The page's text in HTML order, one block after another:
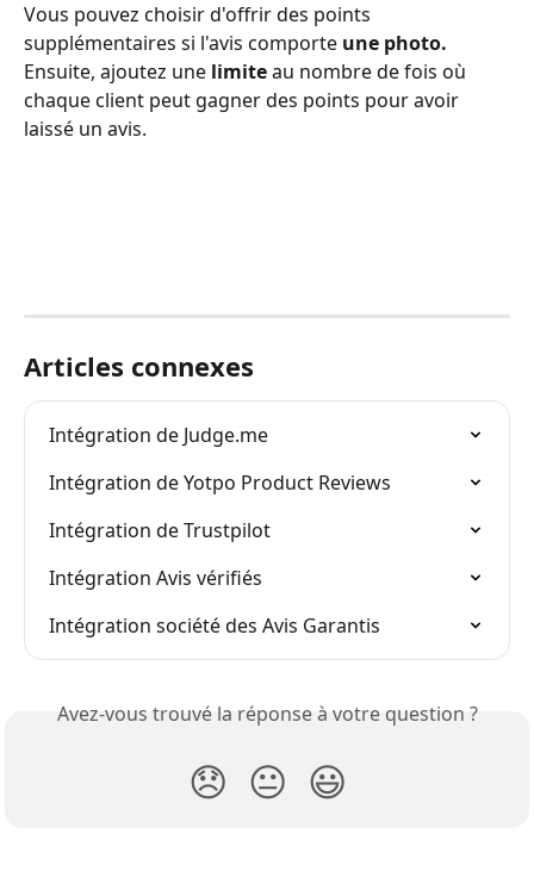
Vous pouvez choisir d'offrir des points
supplémentaires si l'avis comporte une photo.
Ensuite, ajoutez une limite au nombre de fois où
chaque client peut gagner des points pour avoir
laissé un avis.
Articles connexes
Intégration de Judge.me
Intégration de Yotpo Product Reviews
Intégration de Trustpilot
Intégration Avis vérifiés
Intégration société des Avis Garantis
Avez-vous trouvé la réponse à votre question ?
😞 😐 😃